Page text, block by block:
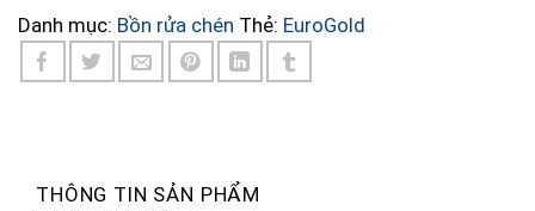
Danh mục: Bồn rửa chén Thẻ: EuroGold
THÔNG TIN SẢN PHẨM